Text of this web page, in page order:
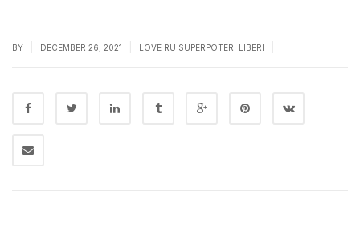
BY DECEMBER 26, 2021 LOVE RU SUPERPOTERI LIBERI